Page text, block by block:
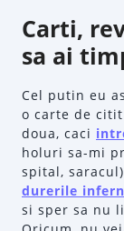
Carti,
sa ai
Cel putin eu
o carte de
doua, caci
holuri sa-mi
spital,
durerile
si sper sa nu